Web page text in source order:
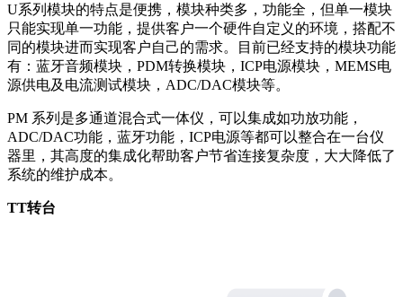
U系列模块的特点是便携，模块种类多，功能全，但单一模块
只能实现单一功能，提供客户一个硬件自定义的环境，搭配不
同的模块进而实现客户自己的需求。目前已经支持的模块功能
有：蓝牙音频模块，PDM转换模块，ICP电源模块，MEMS电
源供电及电流测试模块，ADC/DAC模块等。
PM 系列是多通道混合式一体仪，可以集成如功放功能，
ADC/DAC功能，蓝牙功能，ICP电源等都可以整合在一台仪
器里，其高度的集成化帮助客户节省连接复杂度，大大降低了
系统的维护成本。
TT转台